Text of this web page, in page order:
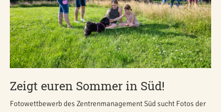
Zeigt euren Sommer in Süd!
Fotowettbewerb des Zentrenmanagement Süd sucht Fotos der